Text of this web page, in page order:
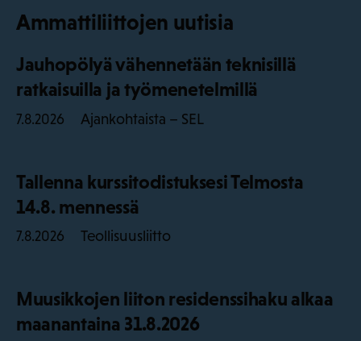
Ammattiliittojen uutisia
Jauhopölyä vähennetään teknisillä
ratkaisuilla ja työmenetelmillä
7.8.2026 Ajankohtaista – SEL
Tallenna kurssitodistuksesi Telmosta
14.8. mennessä
7.8.2026 Teollisuusliitto
Muusikkojen liiton residenssihaku alkaa
maanantaina 31.8.2026